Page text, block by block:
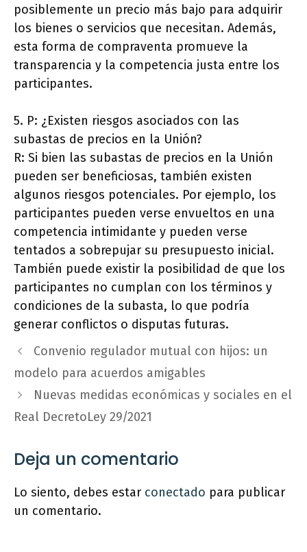
posiblemente un precio más bajo para adquirir
los bienes o servicios que necesitan. Además,
esta forma de compraventa promueve la
transparencia y la competencia justa entre los
participantes.
5. P: ¿Existen riesgos asociados con las
subastas de precios en la Unión?
R: Si bien las subastas de precios en la Unión
pueden ser beneficiosas, también existen
algunos riesgos potenciales. Por ejemplo, los
participantes pueden verse envueltos en una
competencia intimidante y pueden verse
tentados a sobrepujar su presupuesto inicial.
También puede existir la posibilidad de que los
participantes no cumplan con los términos y
condiciones de la subasta, lo que podría
generar conflictos o disputas futuras.
Convenio regulador mutual con hijos: un
modelo para acuerdos amigables
Nuevas medidas económicas y sociales en el
Real DecretoLey 29/2021
Deja un comentario
Lo siento, debes estar conectado para publicar
un comentario.